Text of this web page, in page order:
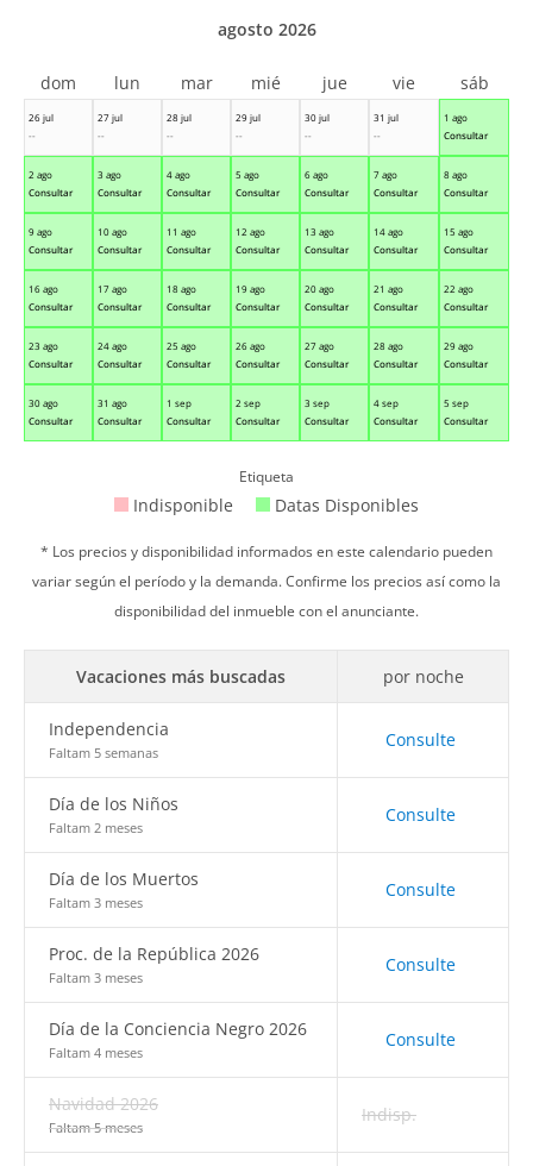
26 jul
--
27 jul
--
28 jul
--
29 jul
--
30 jul
--
31 jul
--
1 ago
Consultar
2 ago
Consultar
3 ago
Consultar
4 ago
Consultar
5 ago
Consultar
6 ago
Consultar
7 ago
Consultar
8 ago
Consultar
9 ago
Consultar
10 ago
Consultar
11 ago
Consultar
12 ago
Consultar
13 ago
Consultar
14 ago
Consultar
15 ago
Consultar
16 ago
Consultar
17 ago
Consultar
18 ago
Consultar
19 ago
Consultar
20 ago
Consultar
21 ago
Consultar
22 ago
Consultar
23 ago
Consultar
24 ago
Consultar
25 ago
Consultar
26 ago
Consultar
27 ago
Consultar
28 ago
Consultar
29 ago
Consultar
30 ago
Consultar
31 ago
Consultar
1 sep
Consultar
2 sep
Consultar
3 sep
Consultar
4 sep
Consultar
5 sep
Consultar
agosto 2026
dom lun mar mié jue vie sáb
Etiqueta
Indisponible Datas Disponibles
* Los precios y disponibilidad informados en este calendario pueden
variar según el período y la demanda. Confirme los precios así como la
disponibilidad del inmueble con el anunciante.
Vacaciones más buscadas por noche
Independencia
Faltam 5 semanas
Consulte
Día de los Niños
Faltam 2 meses
Consulte
Día de los Muertos
Faltam 3 meses
Consulte
Proc. de la República 2026
Faltam 3 meses
Consulte
Día de la Conciencia Negro 2026
Faltam 4 meses
Consulte
Navidad 2026
Faltam 5 meses
Indisp.